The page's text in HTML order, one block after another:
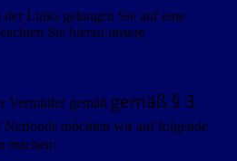
Links gelangen Sie auf eine
Sie hierzu unsere
Vermittler gemäß gemäß § 3
Netfonds möchten wir auf folgende
machen: